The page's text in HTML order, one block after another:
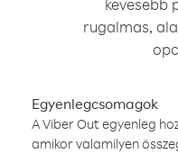
kevesebb
rugalmas,
Egyenlegcsomagok
A Viber Out egyenleg
amikor valamilyen